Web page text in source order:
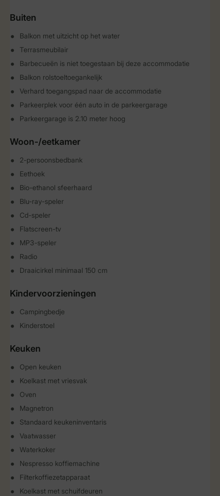
Buiten
Balkon met uitzicht op het water
Terrasmeubilair
Barbecueën is niet toegestaan bij deze accommodatie
Balkon rolstoeltoegankelijk
Verhard toegangspad naar de accommodatie
Parkeerplek voor één auto in de parkeergarage
Parkeergarage is 2.10 meter hoog
Woon-/eetkamer
2-persoonsbedbank
Eethoek
Bio-ethanol sfeerhaard
Blu-ray-speler
Cd-speler
Flatscreen-tv
MP3-speler
Radio
Draaicirkel minimaal 150 cm
Kindervoorzieningen
Campingbedje
Kinderstoel
Keuken
Open keuken
Koelkast met vriesvak
Oven
Magnetron
Standaard keukeninventaris
Vaatwasser
Waterkoker
Nespresso koffiemachine
Filterkoffiezetapparaat
Koelkast met schuifdeuren